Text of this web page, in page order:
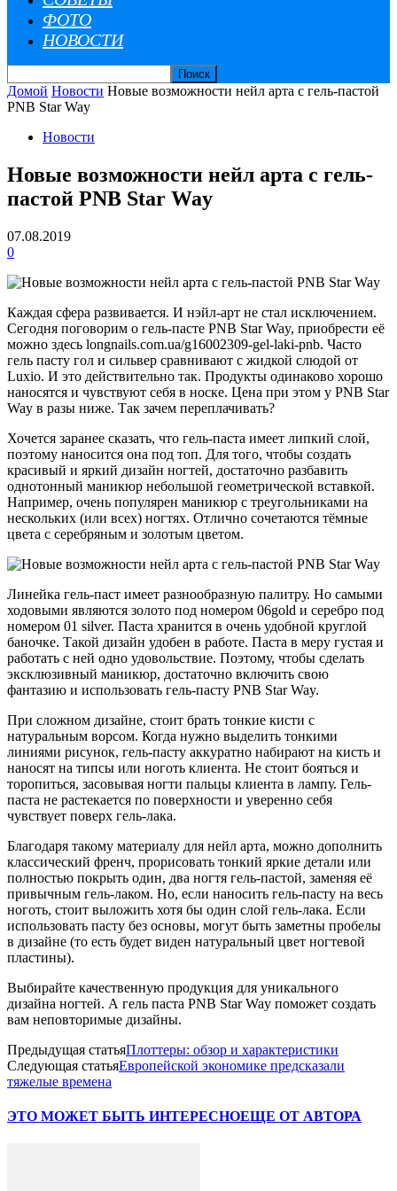
ФОТО
НОВОСТИ
Домой Новости Новые возможности нейл арта с гель-пастой
PNB Star Way
Новости
Новые возможности нейл арта с гель-
пастой PNB Star Way
07.08.2019
0
Каждая сфера развивается. И нэйл-арт не стал исключением.
Сегодня поговорим о гель-пасте PNB Star Way, приобрести её
можно здесь longnails.com.ua/g16002309-gel-laki-pnb. Часто
гель пасту гол и сильвер сравнивают с жидкой слюдой от
Luxio. И это действительно так. Продукты одинаково хорошо
наносятся и чувствуют себя в носке. Цена при этом у PNB Star
Way в разы ниже. Так зачем переплачивать?
Хочется заранее сказать, что гель-паста имеет липкий слой,
поэтому наносится она под топ. Для того, чтобы создать
красивый и яркий дизайн ногтей, достаточно разбавить
однотонный маникюр небольшой геометрической вставкой.
Например, очень популярен маникюр с треугольниками на
нескольких (или всех) ногтях. Отлично сочетаются тёмные
цвета с серебряным и золотым цветом.
Линейка гель-паст имеет разнообразную палитру. Но самыми
ходовыми являются золото под номером 06gold и серебро под
номером 01 silver. Паста хранится в очень удобной круглой
баночке. Такой дизайн удобен в работе. Паста в меру густая и
работать с ней одно удовольствие. Поэтому, чтобы сделать
эксклюзивный маникюр, достаточно включить свою
фантазию и использовать гель-пасту PNB Star Way.
При сложном дизайне, стоит брать тонкие кисти с
натуральным ворсом. Когда нужно выделить тонкими
линиями рисунок, гель-пасту аккуратно набирают на кисть и
наносят на типсы или ноготь клиента. Не стоит бояться и
торопиться, засовывая ногти пальцы клиента в лампу. Гель-
паста не растекается по поверхности и уверенно себя
чувствует поверх гель-лака.
Благодаря такому материалу для нейл арта, можно дополнить
классический френч, прорисовать тонкий яркие детали или
полностью покрыть один, два ногтя гель-пастой, заменяя её
привычным гель-лаком. Но, если наносить гель-пасту на весь
ноготь, стоит выложить хотя бы один слой гель-лака. Если
использовать пасту без основы, могут быть заметны пробелы
в дизайне (то есть будет виден натуральный цвет ногтевой
пластины).
Выбирайте качественную продукция для уникального
дизайна ногтей. А гель паста PNB Star Way поможет создать
вам неповторимые дизайны.
Предыдущая статьяПлоттеры: обзор и характеристики
Следующая статьяЕвропейской экономике предсказали
тяжелые времена
ЭТО МОЖЕТ БЫТЬ ИНТЕРЕСНОЕЩЕ ОТ АВТОРА